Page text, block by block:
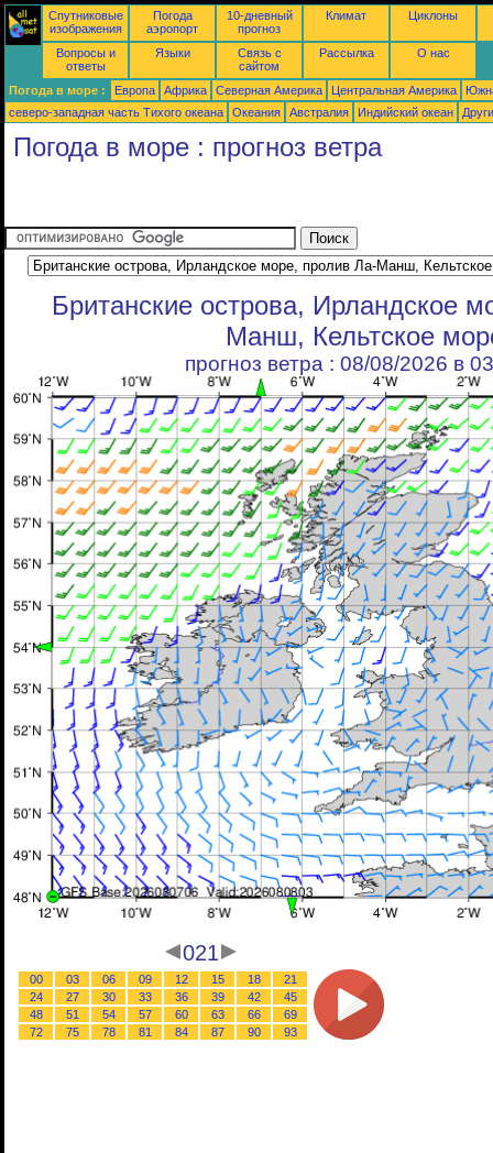
Спутниковые
изображения
Погода
аэропорт
10-дневный
прогноз
Климат Циклоны
Вопросы и
ответы
Языки
Связь с
сайтом
Рассылка О нас
Погода в море : Европа Африка Северная Америка Центральная Америка
северо-западная часть Tихого океана
Океания Австралия Индийский океан
Погода в море : прогноз ветра
Британские острова, Ирландское
Манш, Кельтское
прогноз ветра : 08/08/2026 в
021
00 03 06 09 12 15 18
21
24
27 30 33 36 39 42
45
48
51 54 57 60 63 66
69
72
75 78 81 84 87 90 93